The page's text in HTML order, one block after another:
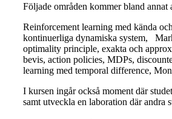
Följade områden kommer bland annat
Reinforcement learning med kända
kontinuerliga dynamiska system,
optimality principle, exakta och
bevis, action policies, MDPs,
learning med temporal difference,
I kursen ingår också moment där
samt utveckla en laboration där andra